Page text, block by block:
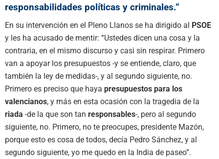
responsabilidades políticas y criminales.”
En su intervención en el Pleno Llanos se ha dirigido al PSOE
y les ha acusado de mentir: “Ustedes dicen una cosa y la
contraria, en el mismo discurso y casi sin respirar. Primero
van a apoyar los presupuestos -y se entiende, claro, que
también la ley de medidas-, y al segundo siguiente, no.
Primero es preciso que haya presupuestos para los
valencianos, y más en esta ocasión con la tragedia de la
riada -de la que son tan responsables-, pero al segundo
siguiente, no. Primero, no te preocupes, presidente Mazón,
porque esto es cosa de todos, decía Pedro Sánchez, y al
segundo siguiente, yo me quedo en la India de paseo”.